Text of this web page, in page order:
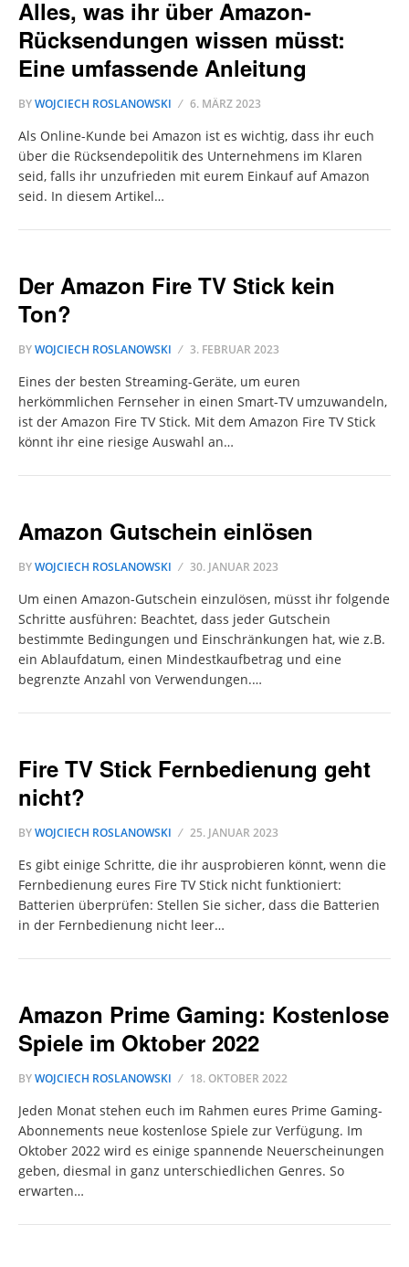
Alles, was ihr über Amazon-
Rücksendungen wissen müsst:
Eine umfassende Anleitung
BYWOJCIECH ROSLANOWSKI 6. MÄRZ 2023
Als Online-Kunde bei Amazon ist es wichtig, dass ihr euch
über die Rücksendepolitik des Unternehmens im Klaren
seid, falls ihr unzufrieden mit eurem Einkauf auf Amazon
seid. In diesem Artikel…
Der Amazon Fire TV Stick kein
Ton?
BYWOJCIECH ROSLANOWSKI 3. FEBRUAR 2023
Eines der besten Streaming-Geräte, um euren
herkömmlichen Fernseher in einen Smart-TV umzuwandeln,
ist der Amazon Fire TV Stick. Mit dem Amazon Fire TV Stick
könnt ihr eine riesige Auswahl an…
Amazon Gutschein einlösen
BYWOJCIECH ROSLANOWSKI 30. JANUAR 2023
Um einen Amazon-Gutschein einzulösen, müsst ihr folgende
Schritte ausführen: Beachtet, dass jeder Gutschein
bestimmte Bedingungen und Einschränkungen hat, wie z.B.
ein Ablaufdatum, einen Mindestkaufbetrag und eine
begrenzte Anzahl von Verwendungen.…
Fire TV Stick Fernbedienung geht
nicht?
BYWOJCIECH ROSLANOWSKI 25. JANUAR 2023
Es gibt einige Schritte, die ihr ausprobieren könnt, wenn die
Fernbedienung eures Fire TV Stick nicht funktioniert:
Batterien überprüfen: Stellen Sie sicher, dass die Batterien
in der Fernbedienung nicht leer…
Amazon Prime Gaming: Kostenlose
Spiele im Oktober 2022
BYWOJCIECH ROSLANOWSKI 18. OKTOBER 2022
Jeden Monat stehen euch im Rahmen eures Prime Gaming-
Abonnements neue kostenlose Spiele zur Verfügung. Im
Oktober 2022 wird es einige spannende Neuerscheinungen
geben, diesmal in ganz unterschiedlichen Genres. So
erwarten…